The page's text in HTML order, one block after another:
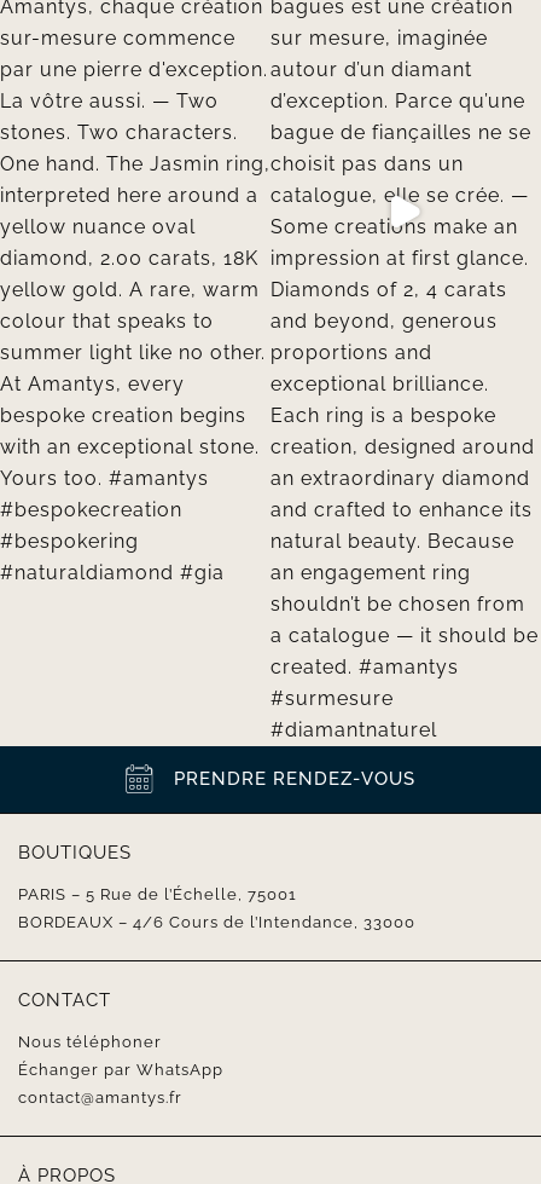
PRENDRE RENDEZ-VOUS
BOUTIQUES
PARIS – 5 Rue de l’Échelle, 75001
BORDEAUX – 4/6 Cours de l’Intendance, 33000
CONTACT
Nous téléphoner
Échanger par WhatsApp
contact@amantys.fr
À PROPOS